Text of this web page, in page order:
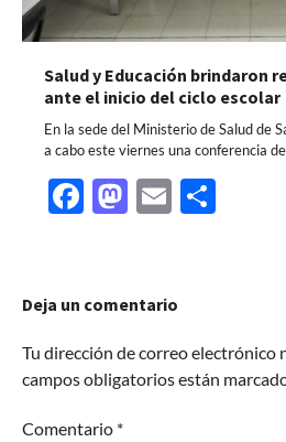
Salud y Educación brindaron
ante el inicio del ciclo escolar
En la sede del Ministerio de Salud de
a cabo este viernes una conferencia
Facebook
Mastodon
Email
Deja un comentario
Tu dirección de correo electrónico
campos obligatorios están
Comentario *